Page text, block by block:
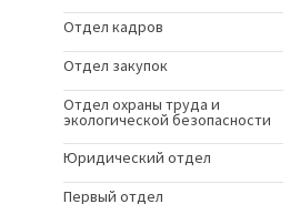
Отдел кадров
Отдел закупок
Отдел охраны труда и
экологической безопасности
Юридический отдел
Первый отдел